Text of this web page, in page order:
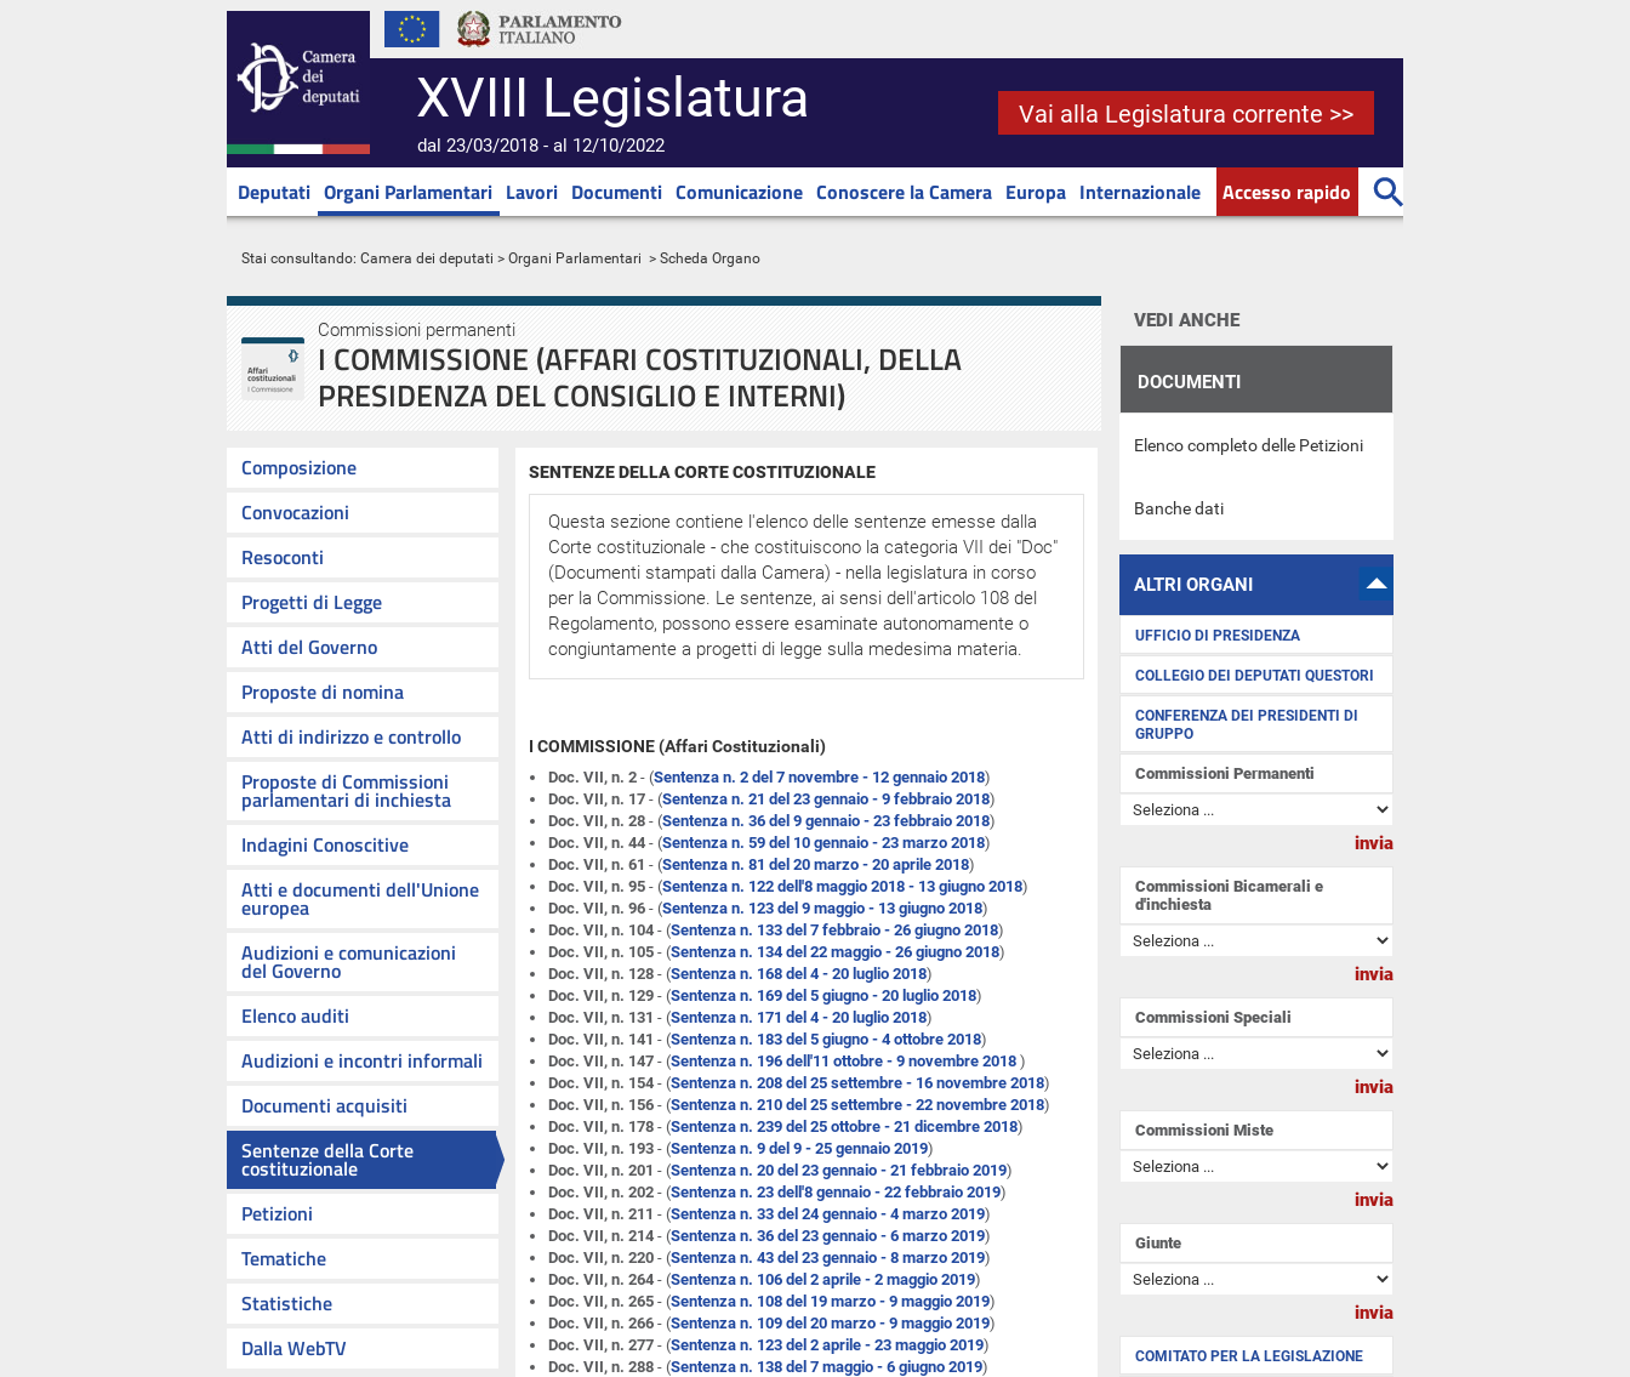
XVIII Legislatura
dal 23/03/2018 - al 12/10/2022
Vai alla Legislatura corrente >>
Deputati Organi Parlamentari Lavori Documenti Comunicazione Conoscere la Camera Europa Internazionale Accesso rapido
Stai consultando: Camera dei deputati > Organi Parlamentari > Scheda Organo
Commissioni permanenti
I COMMISSIONE (AFFARI COSTITUZIONALI, DELLA
PRESIDENZA DEL CONSIGLIO E INTERNI)
Composizione
Convocazioni
Resoconti
Progetti di Legge
Atti del Governo
Proposte di nomina
Atti di indirizzo e controllo
Proposte di Commissioni
parlamentari di inchiesta
Indagini Conoscitive
Atti e documenti dell'Unione
europea
Audizioni e comunicazioni
del Governo
Elenco auditi
Audizioni e incontri informali
Documenti acquisiti
Sentenze della Corte
costituzionale
Petizioni
Tematiche
Statistiche
Dalla WebTV
SENTENZE DELLA CORTE COSTITUZIONALE
Questa sezione contiene l'elenco delle sentenze emesse dalla
Corte costituzionale - che costituiscono la categoria VII dei "Doc"
(Documenti stampati dalla Camera) - nella legislatura in corso
per la Commissione. Le sentenze, ai sensi dell'articolo 108 del
Regolamento, possono essere esaminate autonomamente o
congiuntamente a progetti di legge sulla medesima materia.
I COMMISSIONE (Affari Costituzionali)
Doc. VII, n. 2- (Sentenza n. 2 del 7 novembre - 12 gennaio 2018)
Doc. VII, n. 17- (Sentenza n. 21 del 23 gennaio - 9 febbraio 2018)
Doc. VII, n. 28- (Sentenza n. 36 del 9 gennaio - 23 febbraio 2018)
Doc. VII, n. 44- (Sentenza n. 59 del 10 gennaio - 23 marzo 2018)
Doc. VII, n. 61 - (Sentenza n. 81 del 20 marzo - 20 aprile 2018)
Doc. VII, n. 95- (Sentenza n. 122 dell'8 maggio 2018 - 13 giugno 2018)
Doc. VII, n. 96- (Sentenza n. 123 del 9 maggio - 13 giugno 2018)
Doc. VII, n. 104- (Sentenza n. 133 del 7 febbraio - 26 giugno 2018)
Doc. VII, n. 105- (Sentenza n. 134 del 22 maggio - 26 giugno 2018)
Doc. VII, n. 128- (Sentenza n. 168 del 4 - 20 luglio 2018)
Doc. VII, n. 129- (Sentenza n. 169 del 5 giugno - 20 luglio 2018)
Doc. VII, n. 131 - (Sentenza n. 171 del 4 - 20 luglio 2018)
Doc. VII, n. 141 - (Sentenza n. 183 del 5 giugno - 4 ottobre 2018)
Doc. VII, n. 147- (Sentenza n. 196 dell'11 ottobre - 9 novembre 2018 )
Doc. VII, n. 154- (Sentenza n. 208 del 25 settembre - 16 novembre 2018)
Doc. VII, n. 156- (Sentenza n. 210 del 25 settembre - 22 novembre 2018)
Doc. VII, n. 178- (Sentenza n. 239 del 25 ottobre - 21 dicembre 2018)
Doc. VII, n. 193- (Sentenza n. 9 del 9 - 25 gennaio 2019)
Doc. VII, n. 201 - (Sentenza n. 20 del 23 gennaio - 21 febbraio 2019)
Doc. VII, n. 202- (Sentenza n. 23 dell'8 gennaio - 22 febbraio 2019)
Doc. VII, n. 211 - (Sentenza n. 33 del 24 gennaio - 4 marzo 2019)
Doc. VII, n. 214- (Sentenza n. 36 del 23 gennaio - 6 marzo 2019)
Doc. VII, n. 220- (Sentenza n. 43 del 23 gennaio - 8 marzo 2019)
Doc. VII, n. 264- (Sentenza n. 106 del 2 aprile - 2 maggio 2019)
Doc. VII, n. 265- (Sentenza n. 108 del 19 marzo - 9 maggio 2019)
Doc. VII, n. 266- (Sentenza n. 109 del 20 marzo - 9 maggio 2019)
Doc. VII, n. 277- (Sentenza n. 123 del 2 aprile - 23 maggio 2019)
Doc. VII, n. 288- (Sentenza n. 138 del 7 maggio - 6 giugno 2019)
VEDI ANCHE
DOCUMENTI
Elenco completo delle Petizioni
Banche dati
ALTRI ORGANI
UFFICIO DI PRESIDENZA
COLLEGIO DEI DEPUTATI QUESTORI
CONFERENZA DEI PRESIDENTI DI
GRUPPO
Commissioni Permanenti
Commissioni Bicamerali e
d'inchiesta
Commissioni Speciali
Commissioni Miste
Giunte
COMITATO PER LA LEGISLAZIONE